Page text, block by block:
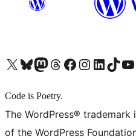
X (旧 Twitter) アカウントへBluesky アカウントへMastodon アカウントへThreads アカウントへ Facebook ページへInstagram アカウントへ LinkedIn アカウントへTikTok アカウントへYouTube チャンネルへ
Code is Poetry.
The WordPress®
of the WordPress